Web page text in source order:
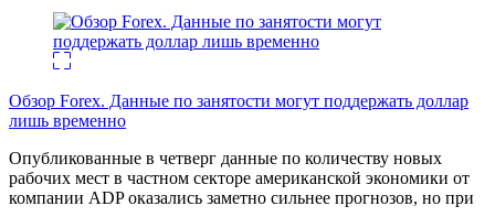
Обзор Forex. Данные по занятости могут поддержать доллар
лишь временно
Опубликованные в четверг данные по количеству новых
рабочих мест в частном секторе американской экономики от
компании ADP оказались заметно сильнее прогнозов, но при